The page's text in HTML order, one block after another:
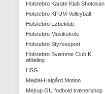
Holstebro Karate Klub Shotokan
Holstebro KFUM Volleyball
Holstebro Løbeklub
Holstebro Musikskole
Holstebro Styrkesport
Holstebro Svømme Club K
afdeling
HSG
Mejdal-Halgård Motion
Mejrup GU fodbold trænershop